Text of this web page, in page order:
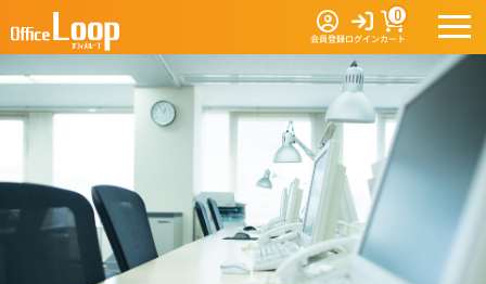
会員登録ログインカート
0